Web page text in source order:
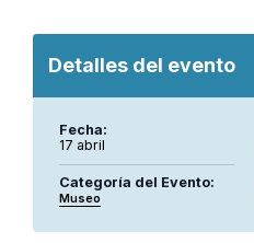
Detalles del evento
Fecha:
17 abril
Categoría del Evento:
Museo